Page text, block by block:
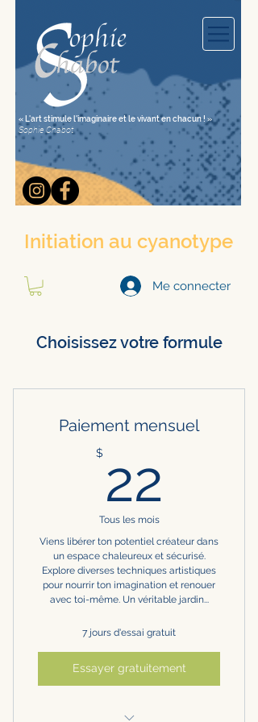
« L'art stimule l'imaginaire et le vivant en chacun ! »
Sophie Chabot
Initiation au cyanotype
Me connecter
Choisissez votre formule
Paiement mensuel
$ 22
Tous les mois
Viens libérer ton potentiel créateur dans
un espace chaleureux et sécurisé.
Explore diverses techniques artistiques
pour nourrir ton imagination et renouer
avec toi-même. Un véritable jardin...
7 jours d'essai gratuit
Essayer gratuitement